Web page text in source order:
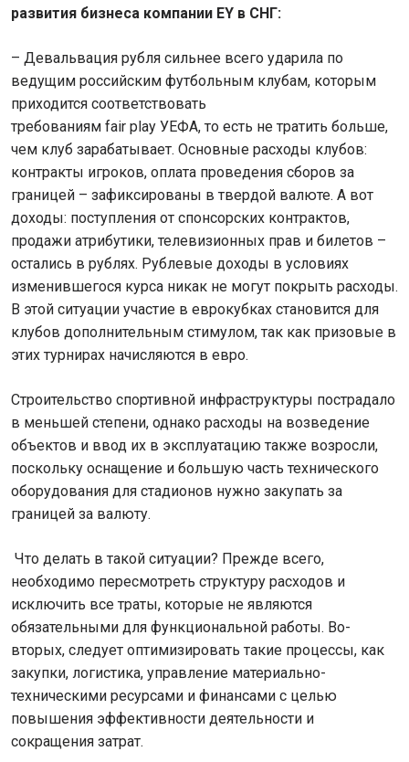
развития бизнеса компании EY в СНГ:
– Девальвация рубля сильнее всего ударила по
ведущим российским футбольным клубам, которым
приходится соответствовать
требованиям fair play УЕФА, то есть не тратить больше,
чем клуб зарабатывает. Основные расходы клубов:
контракты игроков, оплата проведения сборов за
границей – зафиксированы в твердой валюте. А вот
доходы: поступления от спонсорских контрактов,
продажи атрибутики, телевизионных прав и билетов –
остались в рублях. Рублевые доходы в условиях
изменившегося курса никак не могут покрыть расходы.
В этой ситуации участие в еврокубках становится для
клубов дополнительным стимулом, так как призовые в
этих турнирах начисляются в евро.
Строительство спортивной инфраструктуры пострадало
в меньшей степени, однако расходы на возведение
объектов и ввод их в эксплуатацию также возросли,
поскольку оснащение и большую часть технического
оборудования для стадионов нужно закупать за
границей за валюту.
Что делать в такой ситуации? Прежде всего,
необходимо пересмотреть структуру расходов и
исключить все траты, которые не являются
обязательными для функциональной работы. Во-
вторых, следует оптимизировать такие процессы, как
закупки, логистика, управление материально-
техническими ресурсами и финансами с целью
повышения эффективности деятельности и
сокращения затрат.